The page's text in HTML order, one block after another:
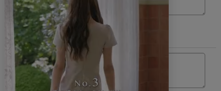
サイズ